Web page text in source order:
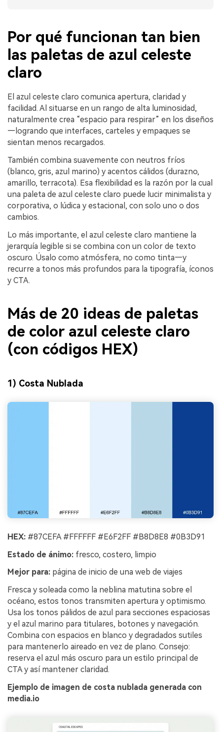
Por qué funcionan tan bien
las paletas de azul celeste
claro
El azul celeste claro comunica apertura, claridad y
facilidad. Al situarse en un rango de alta luminosidad,
naturalmente crea “espacio para respirar” en los diseños
—logrando que interfaces, carteles y empaques se
sientan menos recargados.
También combina suavemente con neutros fríos
(blanco, gris, azul marino) y acentos cálidos (durazno,
amarillo, terracota). Esa flexibilidad es la razón por la cual
una paleta de azul celeste claro puede lucir minimalista y
corporativa, o lúdica y estacional, con solo uno o dos
cambios.
Lo más importante, el azul celeste claro mantiene la
jerarquía legible si se combina con un color de texto
oscuro. Úsalo como atmósfera, no como tinta—y
recurre a tonos más profundos para la tipografía, íconos
y CTA.
Más de 20 ideas de paletas
de color azul celeste claro
(con códigos HEX)
1) Costa Nublada
HEX: #87CEFA #FFFFFF #E6F2FF #B8D8E8 #0B3D91
Estado de ánimo: fresco, costero, limpio
Mejor para: página de inicio de una web de viajes
Fresca y soleada como la neblina matutina sobre el
océano, estos tonos transmiten apertura y optimismo.
Usa los tonos pálidos de azul para secciones espaciosas
y el azul marino para titulares, botones y navegación.
Combina con espacios en blanco y degradados sutiles
para mantenerlo aireado en vez de plano. Consejo:
reserva el azul más oscuro para un estilo principal de
CTA y así mantener claridad.
Ejemplo de imagen de costa nublada generada con
media.io